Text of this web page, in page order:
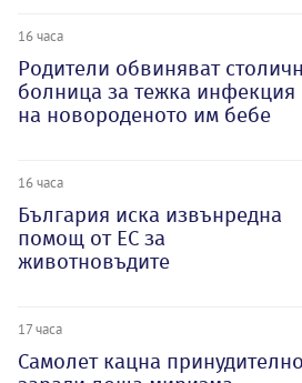
16 часа
Родители обвиняват
болница за тежка инфекция
на новороденото им бебе
16 часа
България иска извънредна
помощ от ЕС за
животновъдите
17 часа
Самолет кацна принудително